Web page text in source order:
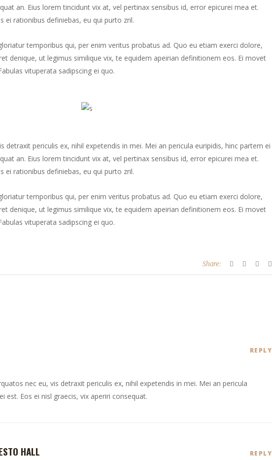
an. Eius lorem tincidunt vix at, vel pertinax sensibus id, error epicurei mea et.
ei rationibus definiebas, eu qui purto zril.
temporibus qui, per enim veritus probatus ad. Quo eu etiam exerci dolore,
denique, ut legimus similique vix, te equidem apeirian definitionem eos. Ei movet
vituperata sadipscing ei quo.
detraxit periculis ex, nihil expetendis in mei. Mei an pericula euripidis, hinc partem ei
an. Eius lorem tincidunt vix at, vel pertinax sensibus id, error epicurei mea et.
ei rationibus definiebas, eu qui purto zril.
temporibus qui, per enim veritus probatus ad. Quo eu etiam exerci dolore,
denique, ut legimus similique vix, te equidem apeirian definitionem eos. Ei movet
vituperata sadipscing ei quo.
Share:
REPLY
nec eu, vis detraxit periculis ex, nihil expetendis in mei. Mei an pericula
est. Eos ei nisl graecis, vix aperiri consequat.
HALL REPLY